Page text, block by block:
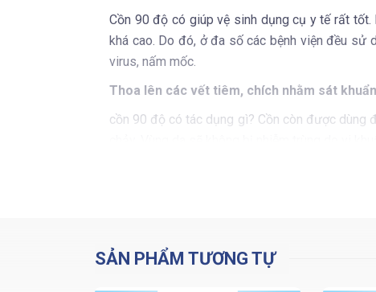
Cồn 90 độ có giúp vệ sinh dụng cụ y tế rất
khá cao. Do đó, ở đa số các bệnh viện đều sử
virus, nấm mốc.
Thoa lên các vết tiêm, chích nhằm sát khuẩn
cồn 90 độ có tác dụng gì? Cồn còn được dùng
TUYỆT ĐỐI KHÔNG UỐNG CỒN 90 ĐỘ
SẢN PHẨM TƯƠNG TỰ